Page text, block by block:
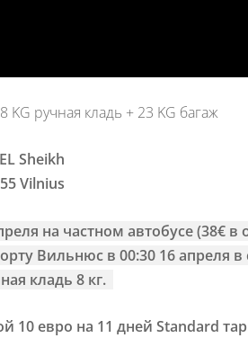
8 KG ручная кладь + 23 KG багаж
Sheikh
Vilnius
на частном автобусе (38€ в
Вильнюс в 00:30 16 апреля в
кладь 8 кг.
10 евро на 11 дней Standard